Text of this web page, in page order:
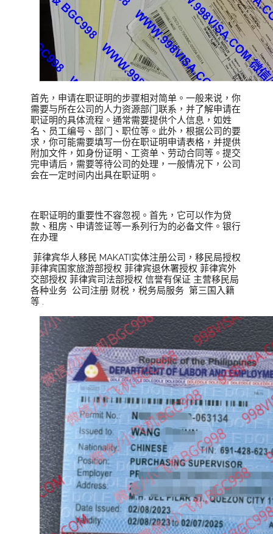
首先，申请在职证明的步骤相对简单。一般来说，你
需要与所在公司的人力资源部门联系，并了解申请在
职证明的具体流程。通常需要提供个人信息，如姓
名、员工编号、部门、职位等。此外，根据公司的要
求，你可能需要填写一份在职证明申请表格，并提供
附加文件，如身份证明、工资单、劳动合同等。提交
完申请后，需要等待公司的处理，一般情况下，公司
会在一定时间内出具在职证明。
在职证明的重要性不容忽视。首先，它可以作为贷
款、租房、申请签证等一系列行为的必备文件。银行
在办理
菲律宾华人移民 MAKATI实体注册公司，移民局授权
菲律宾国家旅游部授权 菲律宾退休署授权 菲律宾外
交部授权 菲律宾司法部授权 信誉有保证 主营移民局
各种业务 公司注册 财税，税务局服务 第三国入籍
等 .